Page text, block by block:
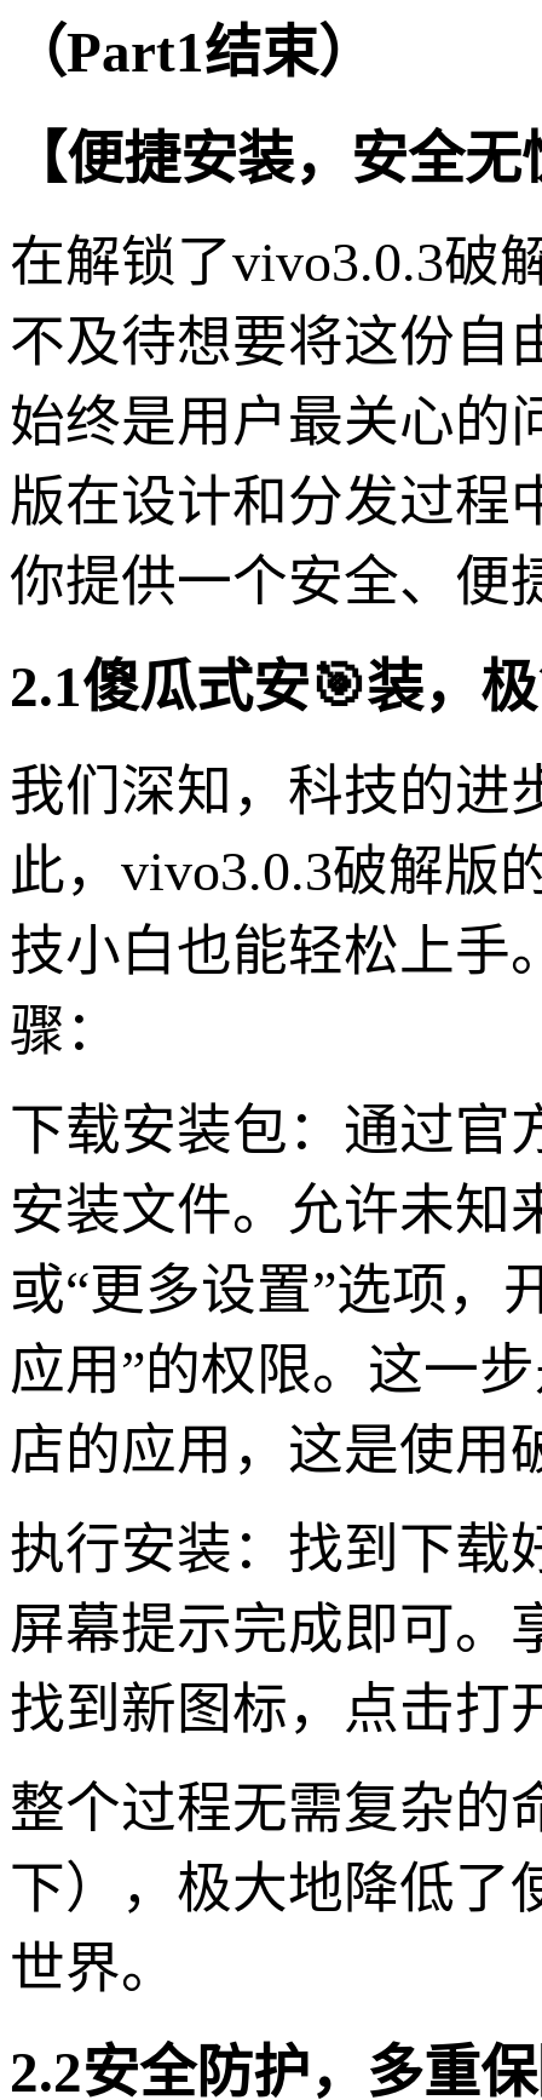
（Part1结束）
【便捷安装，安全
在解锁了vivo3.0.3破
不及待想要将这份自
始终是用户最关心的
版在设计和分发过程
你提供一个安全、便
2.1傻瓜式安🎯装，
我们深知，科技的进
此，vivo3.0.3破解版
技小白也能轻松上手
骤：
下载安装包：通过官
安装文件。允许未知
或“更多设置”选项，
应用”的权限。这一
店的应用，这是使用
执行安装：找到下载
屏幕提示完成即可。
找到新图标，点击打
整个过程无需复杂的
下），极大地降低了
世界。
2.2安全防护，多重